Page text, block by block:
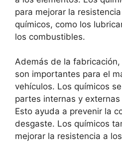
para mejorar la
químicos, como los
los combustibles.
Además de la
son importantes para el
vehículos. Los químicos
partes internas y
Esto ayuda a prevenir la
desgaste. Los químicos
mejorar la resistencia a